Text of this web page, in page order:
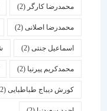
محمدرضا کارگر(2)
محمدرضا اصلانی(2) جواد
اسماعیل جنتی(2) شهریار
محمدکریم پیرنیا (2)
کورش دیباج طباطبایی(2)